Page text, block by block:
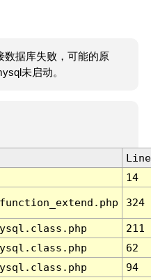
数据库失败，可能的原
未启动。
Line
14
324
211
62
94